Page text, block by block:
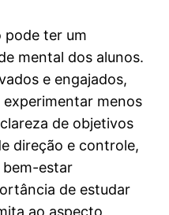
pode ter um
mental dos alunos.
e engajados,
menos
de objetivos
direção e controle,
bem-estar
de estudar
ao aspecto